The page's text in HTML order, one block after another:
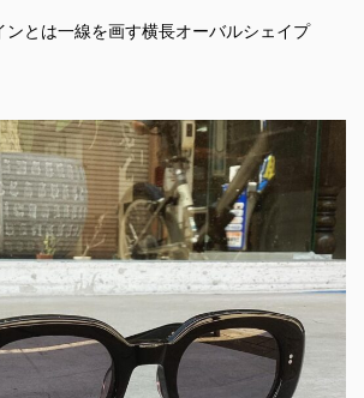
ンとは一線を画す横長オーバルシェイプ